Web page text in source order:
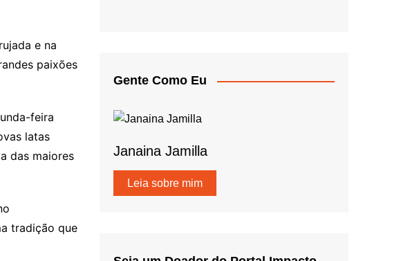
e na
paixões
feira
latas
das maiores
tradição que
Gente Como Eu
Janaina Jamilla
Leia sobre mim